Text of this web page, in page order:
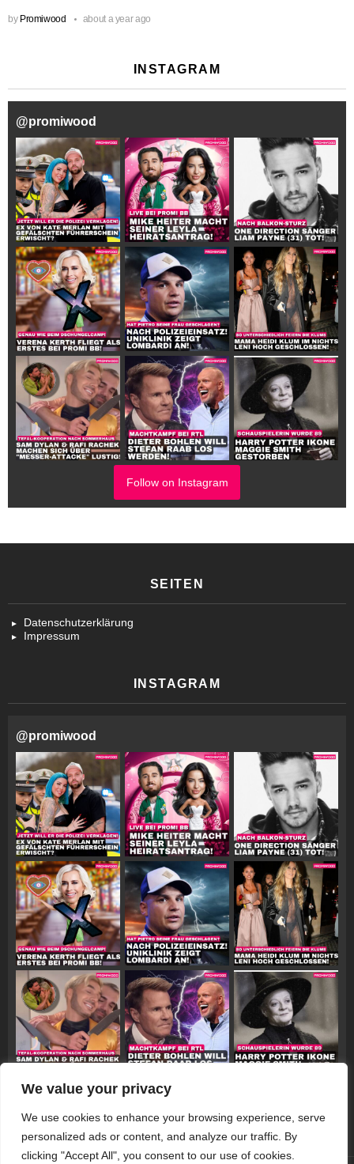
We value your privacy
We use cookies to enhance your browsing experience, serve
personalized ads or content, and analyze our traffic. By
clicking "Accept All", you consent to our use of cookies.
by Promiwood about a year ago
INSTAGRAM
@promiwood
Follow on Instagram
SEITEN
Datenschutzerklärung
Impressum
INSTAGRAM
@promiwood
Follow on Instagram